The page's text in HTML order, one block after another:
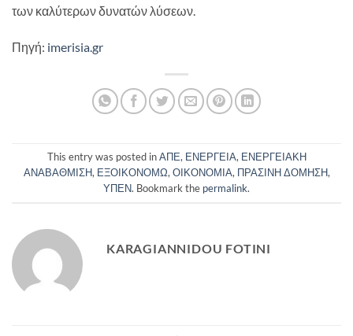
των καλύτερων δυνατών λύσεων.
Πηγή: imerisia.gr
This entry was posted inΑΠΕ, ΕΝΕΡΓΕΙΑ, ΕΝΕΡΓΕΙΑΚΗ
ΑΝΑΒΑΘΜΙΣΗ, ΕΞΟΙΚΟΝΟΜΩ,ΟΙΚΟΝΟΜΙΑ, ΠΡΑΣΙΝΗ ΔΟΜΗΣΗ,
ΥΠΕΝ. Bookmark the permalink.
KARAGIANNIDOU FOTINI